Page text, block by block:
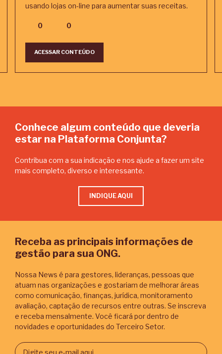
usando lojas on-line para aumentar suas receitas.
0 0
ACESSAR CONTEÚDO
Conhece algum conteúdo que deveria
estar na Plataforma Conjunta?
Contribua com a sua indicação e nos ajude a fazer um site
mais completo, diverso e interessante.
INDIQUE AQUI
Receba as principais informações de
gestão para sua ONG.
Nossa News é para gestores, lideranças, pessoas que
atuam nas organizações e gostariam de melhorar áreas
como comunicação, finanças, jurídica, monitoramento
avaliação, captação de recursos entre outras. Se inscreva
e receba mensalmente. Você ficará por dentro de
novidades e oportunidades do Terceiro Setor.